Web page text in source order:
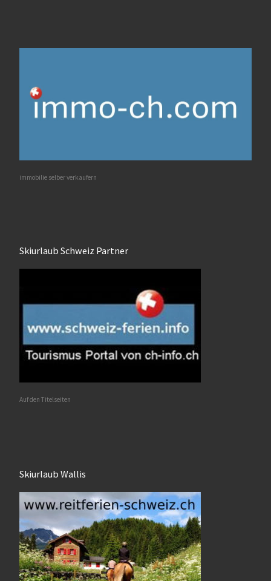
immobilie selber verkaufern
Skiurlaub Schweiz Partner
Auf den Titelseiten
Skiurlaub Wallis